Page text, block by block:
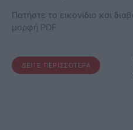
Πατήστε το εικονίδιο και
μορφή PDF
ΔΕΊΤΕ ΠΕΡΙΣΣΌΤΕΡΑ